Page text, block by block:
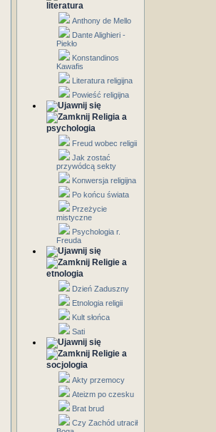
literatura
Anthony de Mello
Dante Alighieri -
Piekło
Konstandinos
Kawafis
Literatura religijna
Powieść religijna
Religia a
psychologia
Freud wobec religii
Jak zostać
przywódcą sekty
Konwersja religijna
Po końcu świata
Przeżycie
mistyczne
Psychologia r.
Freuda
Religie a
etnologia
Dzień Zaduszny
Etnologia religii
Kult słońca
Sati
Religie a
socjologia
Akty przemocy
Ateizm po czesku
Brat brud
Czy Zachód utracił